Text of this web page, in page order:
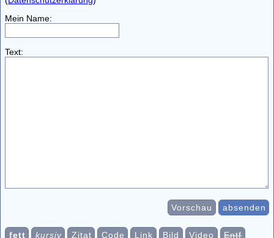
Mein Name:
Text:
Vorschau absenden
fett kursiv Zitat Code Link Bild Video Entf